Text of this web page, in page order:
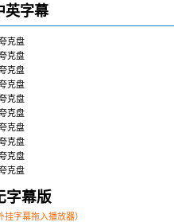
英字幕
克盘
克盘
克盘
克盘
克盘
克盘
克盘
克盘
克盘
克盘
字幕版
字幕拖入播放器）